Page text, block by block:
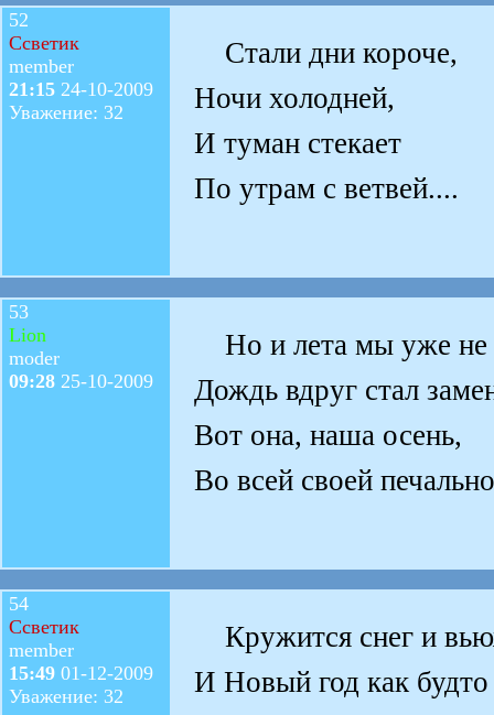
52
Ссветик
member
21:15 24-10-2009
Уважение: 32
Стали дни короче,
Ночи холодней,
И туман стекает
По утрам с ветвей....
53
Lion
moder
09:28 25-10-2009
Но и лета мы уже не
Дождь вдруг стал
Вот она, наша осень,
Во всей своей
54
Ссветик
member
15:49 01-12-2009
Уважение: 32
Кружится снег и
И Новый год как будто